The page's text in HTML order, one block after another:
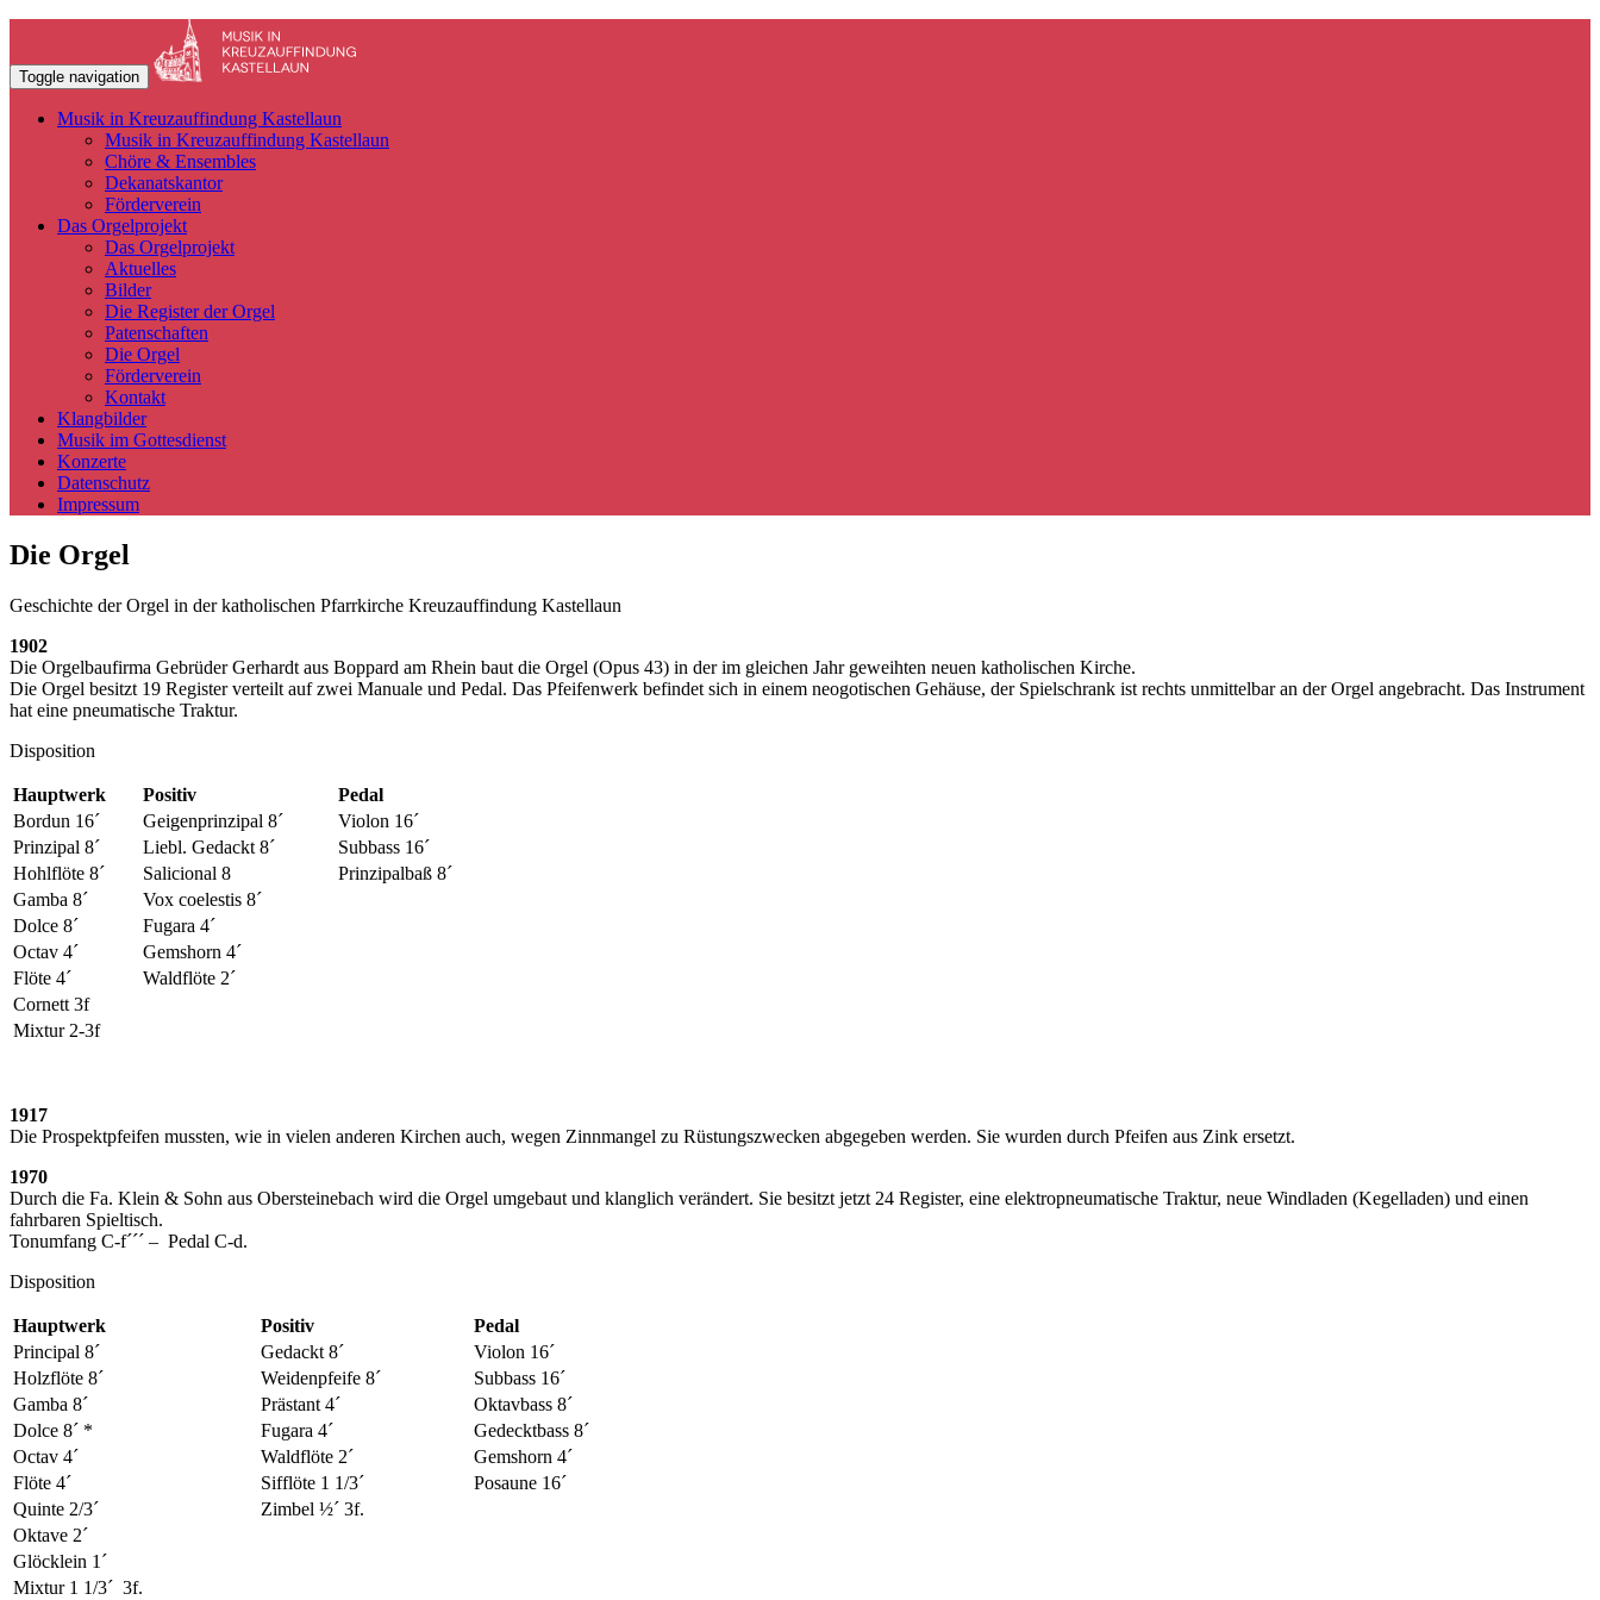
Toggle navigation
Musik in Kreuzauffindung Kastellaun
Musik in Kreuzauffindung Kastellaun
Chöre & Ensembles
Dekanatskantor
Förderverein
Das Orgelprojekt
Das Orgelprojekt
Aktuelles
Bilder
Die Register der Orgel
Patenschaften
Die Orgel
Förderverein
Kontakt
Klangbilder
Musik im Gottesdienst
Konzerte
Datenschutz
Impressum
Die Orgel
Geschichte der Orgel in der katholischen Pfarrkirche Kreuzauffindung Kastellaun
1902
Die Orgelbaufirma Gebrüder Gerhardt aus Boppard am Rhein baut die Orgel (Opus 43) in der im gleichen Jahr geweihten neuen katholischen Kirche.
Die Orgel besitzt 19 Register verteilt auf zwei Manuale und Pedal. Das Pfeifenwerk befindet sich in einem neogotischen Gehäuse, der Spielschrank ist rechts unmittelbar an der Orgel angebracht. Das Instrument
hat eine pneumatische Traktur.
Disposition
Hauptwerk Positiv
Pedal
Bordun 16´
Geigenprinzipal 8´
Violon 16´
Prinzipal 8´
Liebl. Gedackt 8´
Subbass 16´
Hohlflöte 8´
Salicional 8
Prinzipalbaß 8´
Gamba 8´
Vox coelestis 8´
Dolce 8´
Fugara 4´
Octav 4´
Gemshorn 4´
Flöte 4´
Waldflöte 2´
Cornett 3f
Mixtur 2-3f
1917
Die Prospektpfeifen mussten, wie in vielen anderen Kirchen auch, wegen Zinnmangel zu Rüstungszwecken abgegeben werden. Sie wurden durch Pfeifen aus Zink ersetzt.
1970
Durch die Fa. Klein & Sohn aus Obersteinebach wird die Orgel umgebaut und klanglich verändert. Sie besitzt jetzt 24 Register, eine elektropneumatische Traktur, neue Windladen (Kegelladen) und einen
fahrbaren Spieltisch.
Tonumfang C-f´´´ – Pedal C-d.
Disposition
Hauptwerk Positiv
Pedal
Principal 8´
Gedackt 8´
Violon 16´
Holzflöte 8´
Weidenpfeife 8´
Subbass 16´
Gamba 8´
Prästant 4´
Oktavbass 8´
Dolce 8´ *
Fugara 4´
Gedecktbass 8´
Octav 4´
Waldflöte 2´
Gemshorn 4´
Flöte 4´
Sifflöte 1 1/3´
Posaune 16´
Quinte 2/3´
Zimbel ½´ 3f.
Oktave 2´
Glöcklein 1´
Mixtur 1 1/3´ 3f.